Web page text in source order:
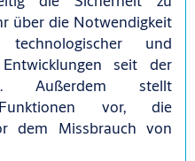
über die Notwendigkeit
und
Entwicklungen seit der
Außerdem stellt
vor, die
dem Missbrauch von